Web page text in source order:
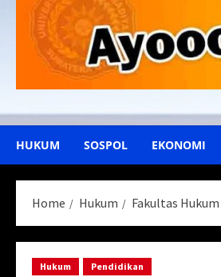
HUKUM SOSPOL EKONOMI
Home Hukum Fakultas
Hukum Pendidikan